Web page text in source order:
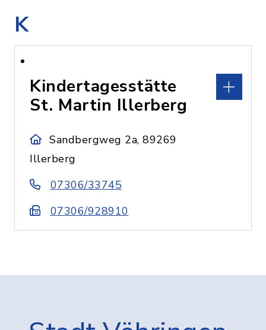
K
Kindertagesstätte
St. Martin Illerberg
Sandbergweg 2a, 89269
Illerberg
07306/33745
07306/928910